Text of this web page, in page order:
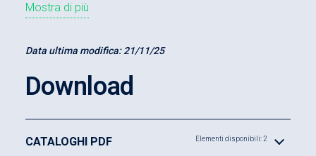
Mostra di più
Data ultima modifica:21/11/25
Download
CATALOGHI PDF Elementi disponibili: 2